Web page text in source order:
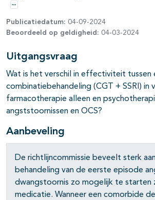
open- en dichtklappen
open- en dichtklappen
Opties
Publicatiedatum: 04-09-2024
Beoordeeld op geldigheid: 04-03-2024
Uitgangsvraag
Wat is het verschil in effectiviteit tussen
combinatiebehandeling (CGT + SSRI) in
farmacotherapie alleen en
angststoornissen en OCS?
Aanbeveling
De richtlijncommissie beveelt sterk
behandeling van de eerste episode
dwangstoornis zo mogelijk te starten
medicatie. Wanneer een comorbide